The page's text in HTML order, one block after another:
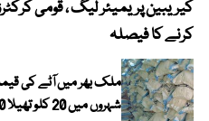
کرنے کا فیصلہ
ملک بھر میں آٹے کی
شہروں میں 20 کلو تھیلا 100 روپے تک مہنگا